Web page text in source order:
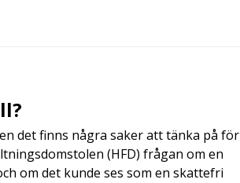
det finns några saker att tänka på för
(HFD) frågan om en
om det kunde ses som en skattefri